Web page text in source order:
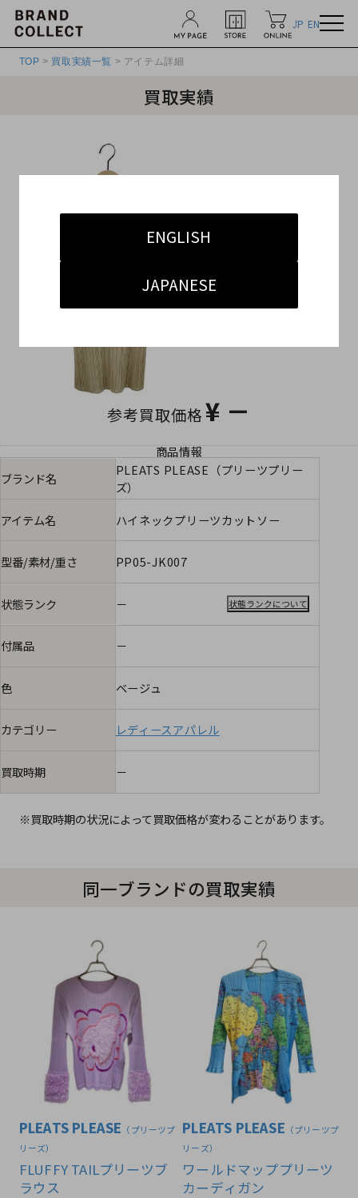
JP EN
ENGLISH
JAPANESE
TOP > 買取実績一覧 > アイテム詳細
買取実績
参考買取価格¥ －
商品情報
ブランド名
PLEATS PLEASE（プリーツプリー
ズ）
アイテム名
ハイネックプリーツカットソー
型番/素材/重さ PP05-JK007
状態ランク － 状態ランクについて
付属品 －
色 ベージュ
カテゴリー レディースアパレル
買取時期 －
※買取時期の状況によって買取価格が変わることがあります。
同一ブランドの買取実績
PLEATS PLEASE （プリーツプ
リーズ）
FLUFFY TAILプリーツブ
ラウス
PLEATS PLEASE （プリーツプ
リーズ）
ワールドマッププリーツ
カーディガン